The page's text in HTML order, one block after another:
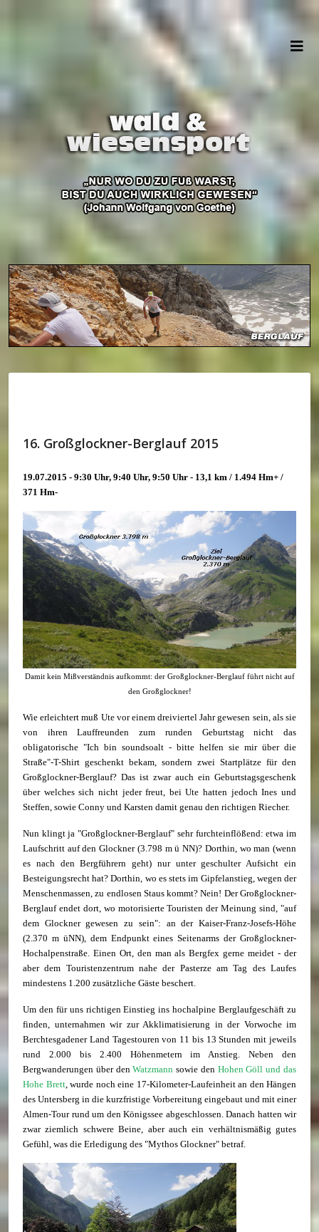
16. Großglockner-Berglauf 2015
19.07.2015 - 9:30 Uhr, 9:40 Uhr, 9:50 Uhr - 13,1 km / 1.494 Hm+ /
371 Hm-
Damit kein Mißverständnis aufkommt: der Großglockner-Berglauf führt nicht auf
den Großglockner!
Wie erleichtert muß Ute vor einem dreiviertel Jahr gewesen sein, als sie
von ihren Lauffreunden zum runden Geburtstag nicht das
obligatorische "Ich bin soundsoalt - bitte helfen sie mir über die
Straße"-T-Shirt geschenkt bekam, sondern zwei Startplätze für den
Großglockner-Berglauf? Das ist zwar auch ein Geburtstagsgeschenk
über welches sich nicht jeder freut, bei Ute hatten jedoch Ines und
Steffen, sowie Conny und Karsten damit genau den richtigen Riecher.
Nun klingt ja "Großglockner-Berglauf" sehr furchteinflößend: etwa im
Laufschritt auf den Glockner (3.798 m ü NN)? Dorthin, wo man (wenn
es nach den Bergführern geht) nur unter geschulter Aufsicht ein
Besteigungsrecht hat? Dorthin, wo es stets im Gipfelanstieg, wegen der
Menschenmassen, zu endlosen Staus kommt? Nein! Der Großglockner-
Berglauf endet dort, wo motorisierte Touristen der Meinung sind, "auf
dem Glockner gewesen zu sein": an der Kaiser-Franz-Josefs-Höhe
(2.370 m üNN), dem Endpunkt eines Seitenarms der Großglockner-
Hochalpenstraße. Einen Ort, den man als Bergfex gerne meidet - der
aber dem Touristenzentrum nahe der Pasterze am Tag des Laufes
mindestens 1.200 zusätzliche Gäste beschert.
Um den für uns richtigen Einstieg ins hochalpine Berglaufgeschäft zu
finden, unternahmen wir zur Akklimatisierung in der Vorwoche im
Berchtesgadener Land Tagestouren von 11 bis 13 Stunden mit jeweils
rund 2.000 bis 2.400 Höhenmetern im Anstieg. Neben den
Bergwanderungen über denWatzmann sowie den Hohen Göll und das
Hohe Brett, wurde noch eine 17-Kilometer-Laufeinheit an den Hängen
des Untersberg in die kurzfristige Vorbereitung eingebaut und mit einer
Almen-Tour rund um den Königssee abgeschlossen. Danach hatten wir
zwar ziemlich schwere Beine, aber auch ein verhältnismäßig gutes
Gefühl, was die Erledigung des "Mythos Glockner" betraf.